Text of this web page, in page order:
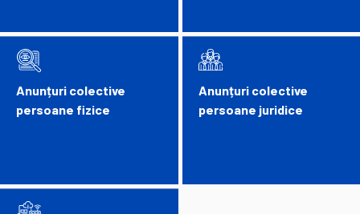
Anunțuri colective
persoane fizice
Anunțuri colective
persoane juridice